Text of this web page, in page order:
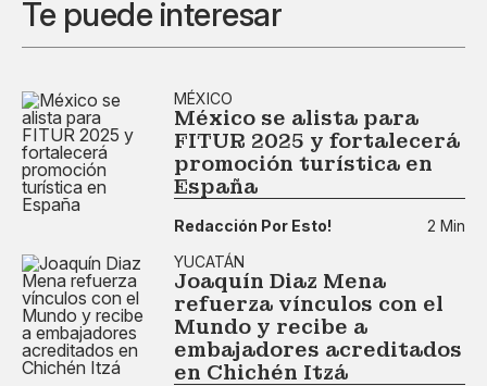
Te puede interesar
MÉXICO
México se alista para
FITUR 2025 y fortalecerá
promoción turística en
España
Redacción Por Esto!
2 Min
YUCATÁN
Joaquín Diaz Mena
refuerza vínculos con el
Mundo y recibe a
embajadores acreditados
en Chichén Itzá